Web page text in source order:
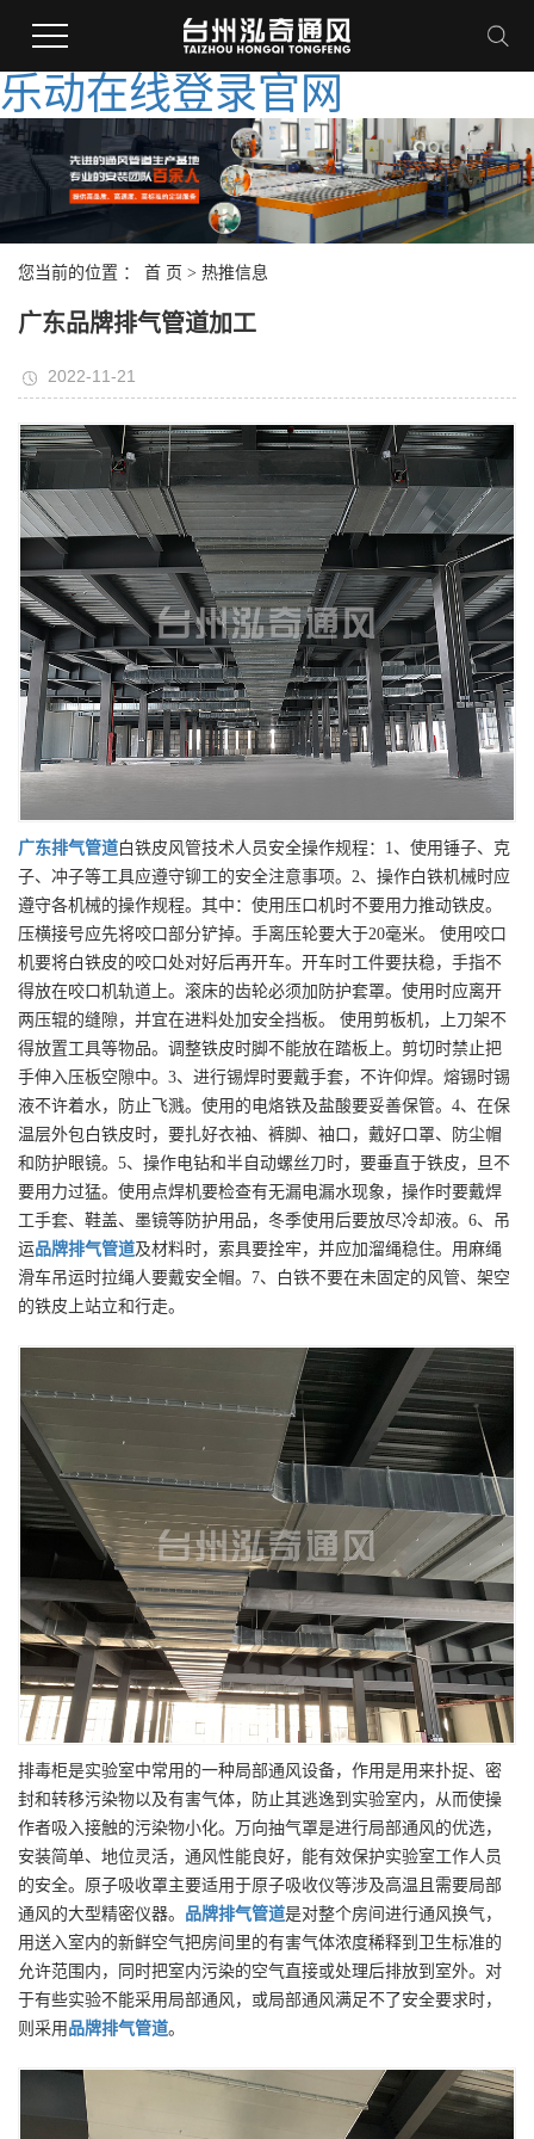
乐动在线登录官网
您当前的位置 ： 首 页 > 热推信息
广东品牌排气管道加工
2022-11-21
广东排气管道白铁皮风管技术人员安全操作规程：1、使用锤子、克
子、冲子等工具应遵守铆工的安全注意事项。2、操作白铁机械时应
遵守各机械的操作规程。其中：使用压口机时不要用力推动铁皮。
压横接号应先将咬口部分铲掉。手离压轮要大于20毫米。 使用咬口
机要将白铁皮的咬口处对好后再开车。开车时工件要扶稳，手指不
得放在咬口机轨道上。滚床的齿轮必须加防护套罩。使用时应离开
两压辊的缝隙，并宜在进料处加安全挡板。 使用剪板机，上刀架不
得放置工具等物品。调整铁皮时脚不能放在踏板上。剪切时禁止把
手伸入压板空隙中。3、进行锡焊时要戴手套，不许仰焊。熔锡时锡
液不许着水，防止飞溅。使用的电烙铁及盐酸要妥善保管。4、在保
温层外包白铁皮时，要扎好衣袖、裤脚、袖口，戴好口罩、防尘帽
和防护眼镜。5、操作电钻和半自动螺丝刀时，要垂直于铁皮，旦不
要用力过猛。使用点焊机要检查有无漏电漏水现象，操作时要戴焊
工手套、鞋盖、墨镜等防护用品，冬季使用后要放尽冷却液。6、吊
运品牌排气管道及材料时，索具要拴牢，并应加溜绳稳住。用麻绳
滑车吊运时拉绳人要戴安全帽。7、白铁不要在未固定的风管、架空
的铁皮上站立和行走。
排毒柜是实验室中常用的一种局部通风设备，作用是用来扑捉、密
封和转移污染物以及有害气体，防止其逃逸到实验室内，从而使操
作者吸入接触的污染物小化。万向抽气罩是进行局部通风的优选，
安装简单、地位灵活，通风性能良好，能有效保护实验室工作人员
的安全。原子吸收罩主要适用于原子吸收仪等涉及高温且需要局部
通风的大型精密仪器。 品牌排气管道是对整个房间进行通风换气，
用送入室内的新鲜空气把房间里的有害气体浓度稀释到卫生标准的
允许范围内，同时把室内污染的空气直接或处理后排放到室外。对
于有些实验不能采用局部通风，或局部通风满足不了安全要求时，
则采用 品牌排气管道。